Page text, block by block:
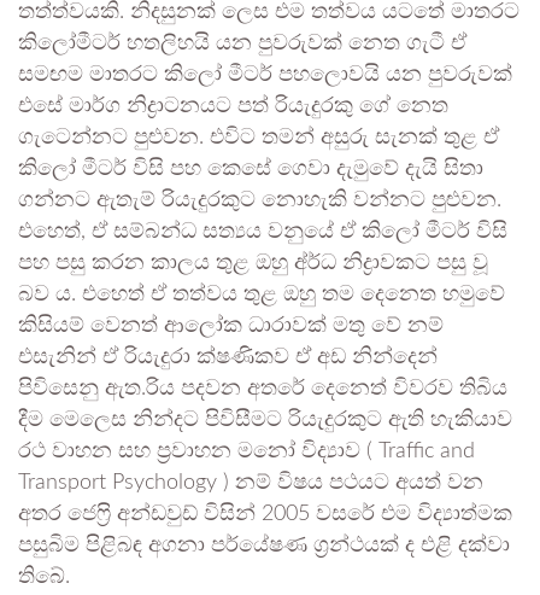
තත්ත්වයකි. නිදසුනක් ලෙස එම තත්වය යටතේ මාතරට
කිලෝමීටර් හතලිහයි යන පුවරුවක් නෙත ගැටී ඒ
සමඟම මාතරට කිලෝ මීටර් පහලොවයි යන පුවරුවක්
එසේ මාර්ග නිද්‍රාටනයට පත් රියැදුරකු ගේ නෙත
ගැටෙන්නට පුළුවන. එවිට තමන් අසුරු සැනක් තුළ ඒ
කිලෝ මීටර් විසි පහ කෙසේ ගෙවා දැමුවේ දැයි සිතා
ගන්නට ඇතැම් රියැදුරකුට නොහැකි වන්නට පුළුවන.
එහෙත්, ඒ සම්බන්ධ සත්‍යය වනුයේ ඒ කිලෝ මීටර් විසි
පහ පසු කරන කාලය තුළ ඔහු අ්ර්ධ නිද්‍රාවකට පසු වූ
බව ය. එහෙත් ඒ තත්වය තුළ ඔහු තම දෙනෙත හමුවේ
කිසියම් වෙනත් ආලෝක ධාරාවක් මතු වේ නම්
එසැනින් ඒ රියැදුරා ක්ෂණිකව ඒ අඩ නින්දෙන්
පිවිසෙනු ඇත.රිය පදවන අතරේ දෙනෙත් විවරව තිබිය
දීම මෙලෙස නින්දට පිවිසීමට රියැදුරකුට ඇති හැකියාව
රථ වාහන සහ ප්‍රවාහන මනෝ විද්‍යාව ( Traffic and
Transport Psychology ) නම් විෂය පථයට අයත් වන
අතර ජෙෆ්‍රි අන්ඩවුඩ් විසින් 2005 වසරේ එම විද්‍යාත්මක
පසුබිම පිළිබඳ අගනා පර්යේෂණ ග්‍රන්ථයක් ද එළි දක්වා
තිබේ.